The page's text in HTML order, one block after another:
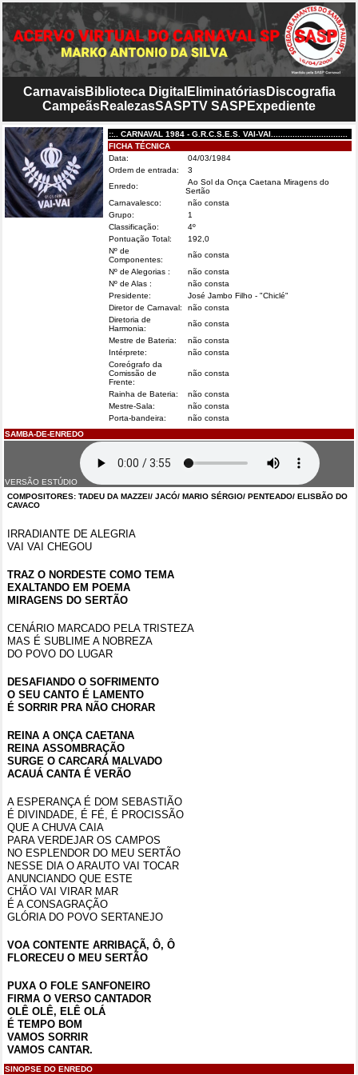
CarnavaisBiblioteca Digital EliminatóriasDiscografia
CampeãsRealezasSASPTV SASP Expediente
::.. CARNAVAL 1984 - G.R.C.S.E.S. VAI-VAI................................
FICHA TÉCNICA
Data:
04/03/1984
Ordem de entrada:
3
Enredo:
Ao Sol da Onça Caetana Miragens do
Sertão
Carnavalesco:
não consta
Grupo:
1
Classificação:
4º
Pontuação Total:
192,0
Nº de
Componentes:
não consta
Nº de Alegorias :
não consta
Nº de Alas :
não consta
Presidente:
José Jambo Filho - "Chiclé"
Diretor de Carnaval:
não consta
Diretoria de
Harmonia:
não consta
Mestre de Bateria:
não consta
Intérprete:
não consta
Coreógrafo da
Comissão de
Frente:
não consta
Rainha de Bateria:
não consta
Mestre-Sala:
não consta
Porta-bandeira:
não consta
SAMBA-DE-ENREDO
VERSÃO ESTÚDIO
COMPOSITORES: TADEU DA MAZZEI/ JACÓ/ MARIO SÉRGIO/ PENTEADO/ ELISBÃO DO
CAVACO
IRRADIANTE DE ALEGRIA
VAI VAI CHEGOU
TRAZ O NORDESTE COMO TEMA
EXALTANDO EM POEMA
MIRAGENS DO SERTÃO
CENÁRIO MARCADO PELA TRISTEZA
MAS É SUBLIME A NOBREZA
DO POVO DO LUGAR
DESAFIANDO O SOFRIMENTO
O SEU CANTO É LAMENTO
É SORRIR PRA NÃO CHORAR
REINA A ONÇA CAETANA
REINA ASSOMBRAÇÃO
SURGE O CARCARÁ MALVADO
ACAUÁ CANTA É VERÃO
A ESPERANÇA É DOM SEBASTIÃO
É DIVINDADE, É FÉ, É PROCISSÃO
QUE A CHUVA CAIA
PARA VERDEJAR OS CAMPOS
NO ESPLENDOR DO MEU SERTÃO
NESSE DIA O ARAUTO VAI TOCAR
ANUNCIANDO QUE ESTE
CHÃO VAI VIRAR MAR
É A CONSAGRAÇÃO
GLÓRIA DO POVO SERTANEJO
VOA CONTENTE ARRIBAÇÃ, Ô, Ô
FLORECEU O MEU SERTÃO
PUXA O FOLE SANFONEIRO
FIRMA O VERSO CANTADOR
OLÊ OLÊ, ELÊ OLÁ
É TEMPO BOM
VAMOS SORRIR
VAMOS CANTAR.
SINOPSE DO ENREDO